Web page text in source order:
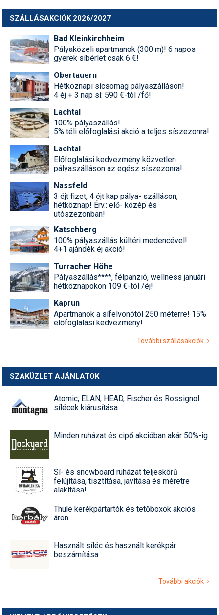
SZÁLLÁSAKCIÓK 2026/2027
Bad Kleinkirchheim
Pályaközeli apartmanok (300 m)! 6 napos
gyerek síbérlet csak 6 €!
Obertauern
Hétköznapi sícsomag pályaszálláson!
4 éj + 3 nap sí: 590 €-tól /fő!
Lachtal
100% pályaszállás!
5% téli előfoglalási akció a teljes síszezonra!
Lachtal
Előfoglalási kedvezmény közvetlen
pályaszálláson az egész síszezonra!
Nassfeld
3 éjt fizet, 4 éjt kap pálya- szálláson,
hétköznap! Érv.: elő- közép és
utószezonban!
Katschberg
100% pályaszállás kültéri medencével!
4+1 ajándék éj akció!
Turracher Höhe
Pályaszállás****, félpanzió, wellness januári
hétköznapokon 109 €-tól /éj!
Kaprun
Apartmanok a sífelvonótól 250 méterre! 15%
előfoglalási kedvezmény!
További szállásakciók
SZAKÜZLET AJÁNLATOK
Atomic, ELAN, HEAD, Fischer és Rossignol
sílécek kiárusítása
Minden ruházat és cipő akcióban akár 50%-ig
Sí- és snowboard ruházat teljeskörű
felújítása, tisztítása, javítása és méretre
alakítása!
Thule kerékpártartók és tetőboxok akciós
áron
Használt síléc és használt kerékpár
beszámítása
További akciók